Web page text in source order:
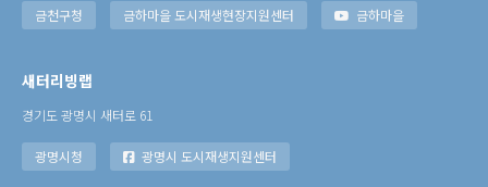
금천구청 금하마을 도시재생현장지원센터 금하마을
새터리빙랩
경기도 광명시 새터로 61
광명시청 광명시 도시재생지원센터